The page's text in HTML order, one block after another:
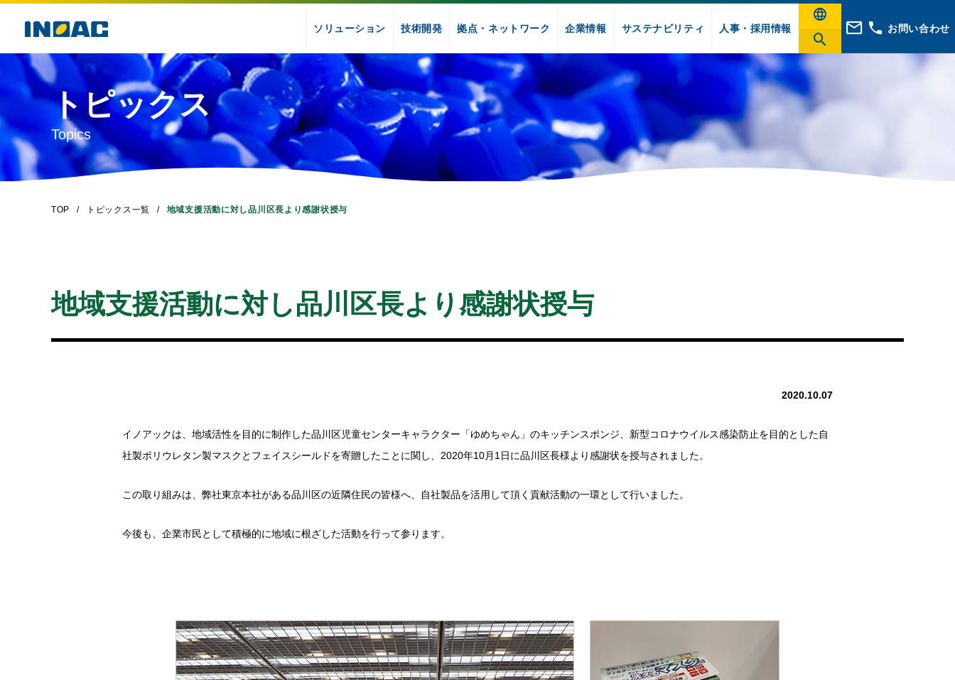
ソリューション 技術開発 拠点・ネットワーク 企業情報 サステナビリティ 人事・採用情報 お問い合わせ
トピックス
Topics
TOP トピックス一覧 地域支援活動に対し品川区長より感謝状授与
地域支援活動に対し品川区長より感謝状授与
2020.10.07
イノアックは、地域活性を目的に制作した品川区児童センターキャラクター「ゆめちゃん」のキッチンスポンジ、新型コロナウイルス感染防止を目的とした自
社製ポリウレタン製マスクとフェイスシールドを寄贈したことに関し、 2020年10月 1 日に品川区長様より感謝状を授与されました。
この取り組みは、弊社東京本社がある品川区の近隣住民の皆様へ、自社製品を活用して頂く貢献活動の一環として行いました。
今後も、企業市民として積極的に地域に根ざした活動を行って参ります。